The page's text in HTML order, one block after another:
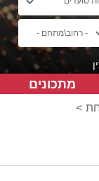
מתכונים
>